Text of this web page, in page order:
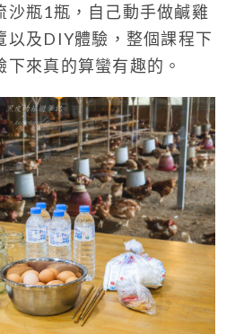
沙瓶1瓶，自己動手做鹹雞
以及DIY體驗，整個課程下
來真的算蠻有趣的。